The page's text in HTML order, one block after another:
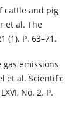
cattle and pig
et al. The
(1). P. 63–71.
emissions
et al. Scientific
No. 2. P.